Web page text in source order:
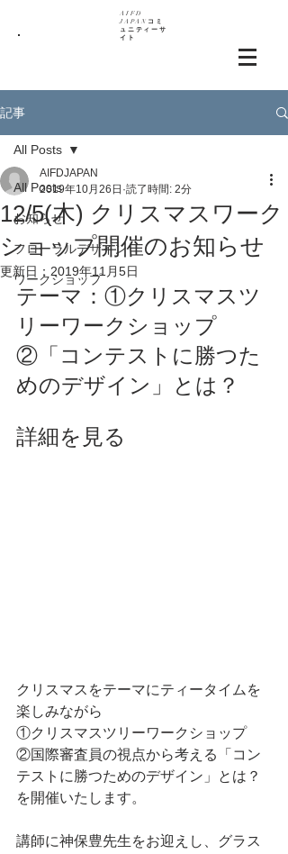
AIFD
JAPAN コミ
ュニティーサ
イト
記事
All Posts
お知らせ
フローラルデザイン
ワークショップ
All Posts
12/5(木) クリスマスワーク
ショップ開催のお知らせ
AIFDJAPAN
2019年10月26日 読了時間: 2分
更新日： 2019年11月5日
テーマ：①クリスマスツ
リーワークショップ
②「コンテストに勝つた
めのデザイン」とは？
詳細を見る
クリスマスをテーマにティータイムを
楽しみながら
①クリスマスツリーワークショップ
②国際審査員の視点から考える「コン
テストに勝つためのデザイン」とは？
を開催いたします。
講師に神保豊先生をお迎えし、グラス